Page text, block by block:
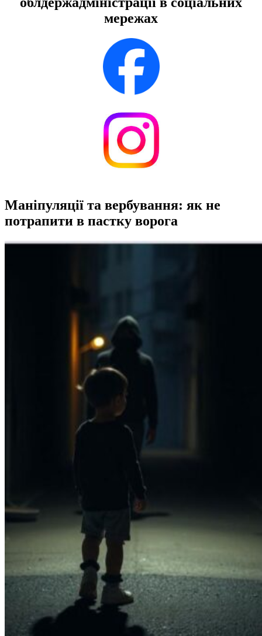
мережах
Маніпуляції та вербування: як не
потрапити в пастку ворога